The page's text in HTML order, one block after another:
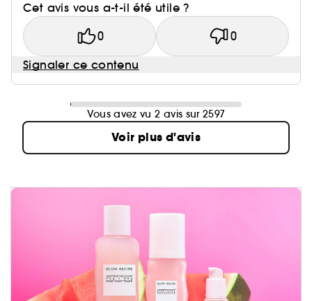
Cet avis vous a-t-il été utile ?
0 0
Signaler ce contenu
Vous avez vu 2 avis sur 2597
Voir plus d'avis